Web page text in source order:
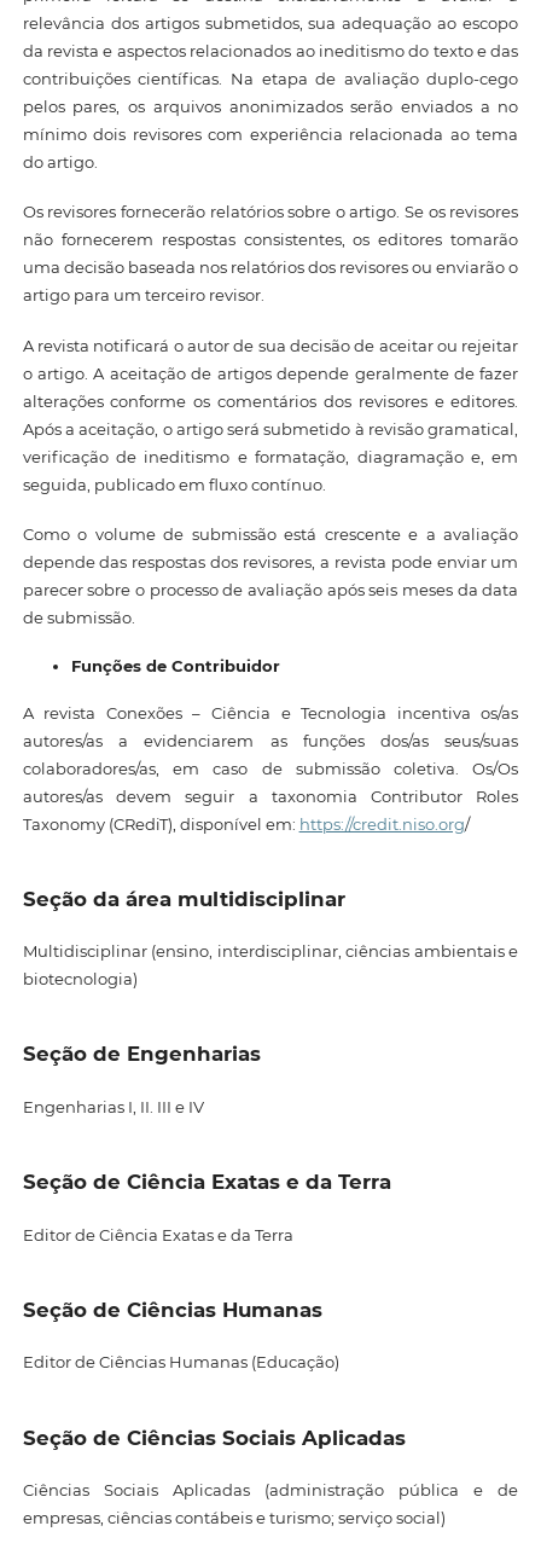
relevância dos artigos submetidos, sua adequação ao escopo
da revista e aspectos relacionados ao ineditismo do texto e das
contribuições científicas. Na etapa de avaliação duplo-cego
pelos pares, os arquivos anonimizados serão enviados a no
mínimo dois revisores com experiência relacionada ao tema
do artigo.
Os revisores fornecerão relatórios sobre o artigo. Se os revisores
não fornecerem respostas consistentes, os editores tomarão
uma decisão baseada nos relatórios dos revisores ou enviarão o
artigo para um terceiro revisor.
A revista notificará o autor de sua decisão de aceitar ou rejeitar
o artigo. A aceitação de artigos depende geralmente de fazer
alterações conforme os comentários dos revisores e editores.
Após a aceitação, o artigo será submetido à revisão gramatical,
verificação de ineditismo e formatação, diagramação e, em
seguida, publicado em fluxo contínuo.
Como o volume de submissão está crescente e a avaliação
depende das respostas dos revisores, a revista pode enviar um
parecer sobre o processo de avaliação após seis meses da data
de submissão.
Funções de Contribuidor
A revista Conexões – Ciência e Tecnologia incentiva os/as
autores/as a evidenciarem as funções dos/as seus/suas
colaboradores/as, em caso de submissão coletiva. Os/Os
autores/as devem seguir a taxonomia Contributor Roles
Taxonomy (CRediT), disponível em: https://credit.niso.org/
Seção da área multidisciplinar
Multidisciplinar (ensino, interdisciplinar, ciências ambientais e
biotecnologia)
Seção de Engenharias
Engenharias I, II. III e IV
Seção de Ciência Exatas e da Terra
Editor de Ciência Exatas e da Terra
Seção de Ciências Humanas
Editor de Ciências Humanas (Educação)
Seção de Ciências Sociais Aplicadas
Ciências Sociais Aplicadas (administração pública e de
empresas, ciências contábeis e turismo; serviço social)